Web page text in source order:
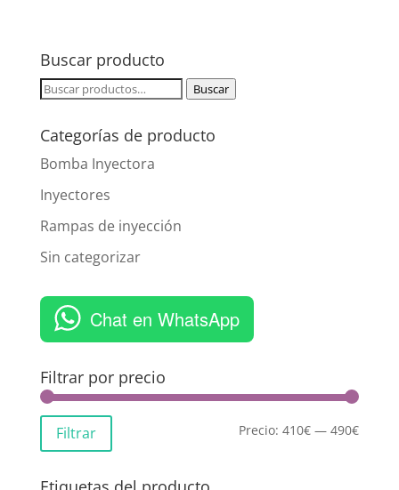
Buscar producto
Buscar
Buscar
Categorías de producto
Bomba Inyectora
Inyectores
Rampas de inyección
Sin categorizar
Chat en WhatsApp
Filtrar por precio
Filtrar Precio:410€ —490€